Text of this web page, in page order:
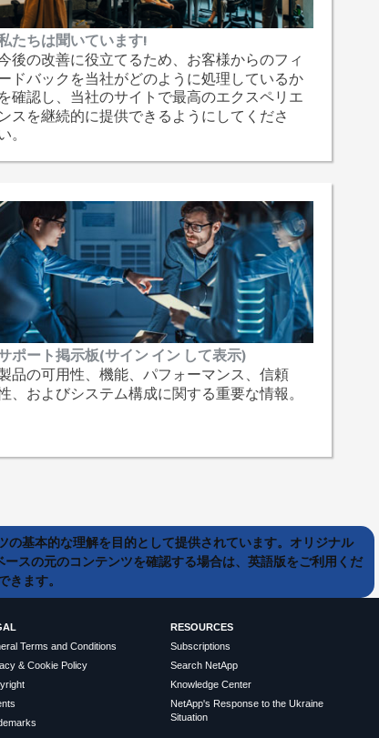
たちは聞いています!
後の改善に役立てるため、お客様からのフィ
ドバックを当社がどのように処理しているか
を確認し、当社のサイトで最高のエクスペリエ
ンスを継続的に提供できるようにしてくださ
。
ポート掲示板(サイン イン して表示)
品の可用性、機能、パフォーマンス、信頼
、およびシステム構成に関する重要な情報。
基本的な理解を目的として提供されています。オリジナル
スの元のコンテンツを確認する場合は、英語版をご利用くだ
ます。
Terms and Conditions
& Cookie Policy
RESOURCES
Subscriptions
Search NetApp
Knowledge Center
NetApp's Response to the Ukraine
Situation